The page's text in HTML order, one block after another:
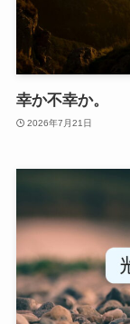
幸か不幸か。
2026年7月21日